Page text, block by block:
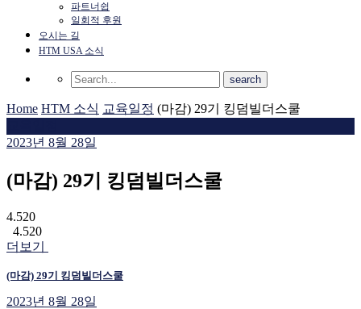
파트너쉽
일회적 후원
오시는 길
HTM USA 소식
Home HTM 소식 교육일정 (마감) 29기 킹덤빌더스쿨
2023년 8월 28일
(마감) 29기 킹덤빌더스쿨
4.520
4.520
더보기
(마감) 29기 킹덤빌더스쿨
2023년 8월 28일